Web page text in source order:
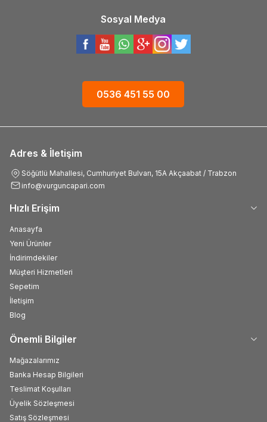
Sosyal Medya
0536 451 55 00
Adres & İletişim
Söğütlü Mahallesi, Cumhuriyet Bulvarı, 15A Akçaabat / Trabzon
info@vurguncapari.com
Hızlı Erişim
Anasayfa
Yeni Ürünler
İndirimdekiler
Müşteri Hizmetleri
Sepetim
İletişim
Blog
Önemli Bilgiler
Mağazalarımız
Banka Hesap Bilgileri
Teslimat Koşulları
Üyelik Sözleşmesi
Satış Sözleşmesi